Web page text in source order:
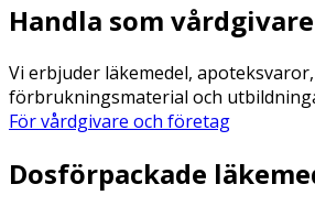
Handla som
Vi erbjuder läkemedel, apoteksvaror,
förbrukningsmaterial och
För vårdgivare och företag
Dosförpackade